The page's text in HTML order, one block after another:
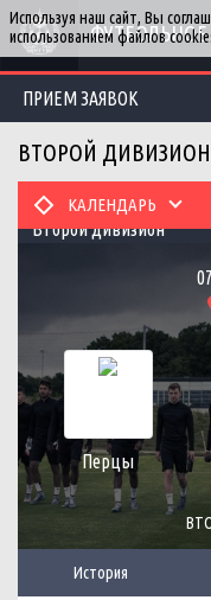
ПРИЕМ ЗАЯВОК
Второй дивизион
КАЛЕНДАРЬ
ВТОРОЙ ДИВИЗИОН
Перцы
История
Используя наш сайт, Вы
использованием файлов